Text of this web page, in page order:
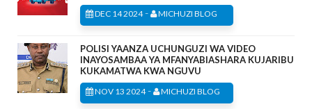
DEC 14 2024- MICHUZI BLOG
POLISI YAANZA UCHUNGUZI WA VIDEO
INAYOSAMBAA YA MFANYABIASHARA KUJARIBU
KUKAMATWA KWA NGUVU
NOV 13 2024- MICHUZI BLOG